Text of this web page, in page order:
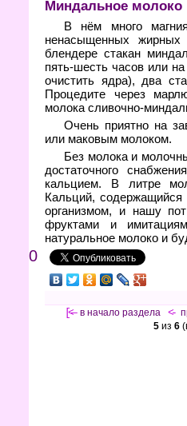
Миндальное молоко
В нём много
ненасыщенных
блендере стакан
пять-шесть часов или
очистить ядра), два
Процедите через
молока сливочно-
Очень приятно на
или маковым молоком.
Без молока и
достаточного
кальцием. В литре
Кальций, содержащийся
организмом, и нашу
фруктами и
натуральное молоко и
0
[<— в начало раздела <-
5из 6